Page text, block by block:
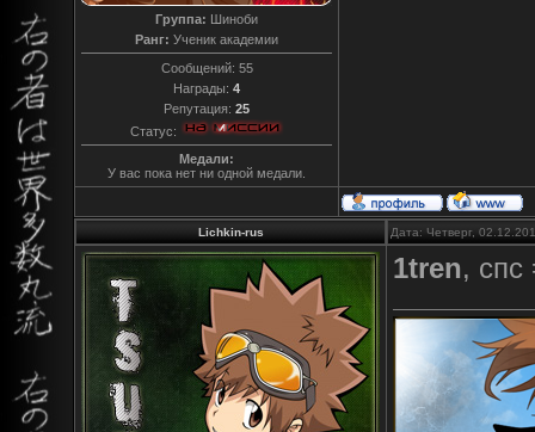
Группа: Шиноби
Ранг: Ученик академии
Сообщений: 55
Награды: 4
Репутация: 25
Статус:
Медали:
У вас пока нет ни одной медали.
Lichkin-rus Дата: Четверг,
1tren, cпс